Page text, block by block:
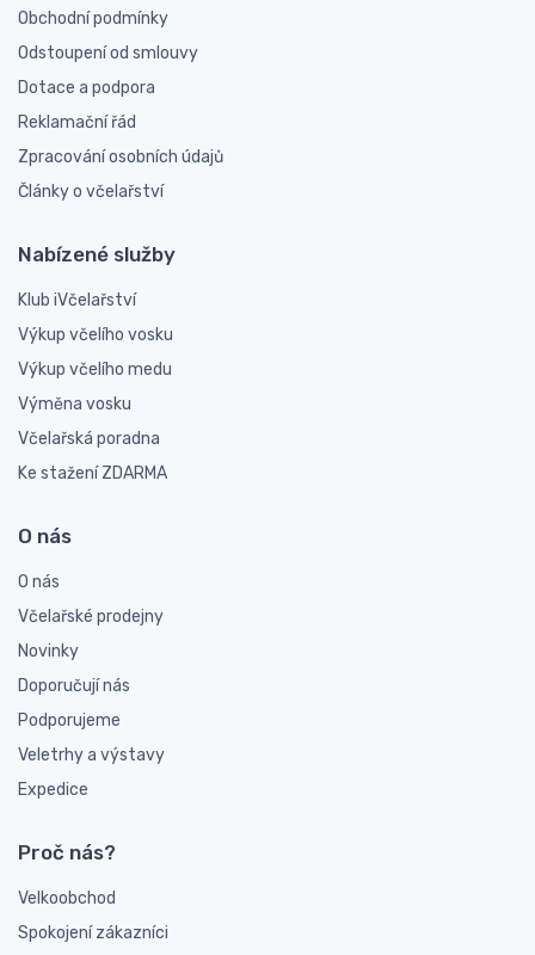
Obchodní podmínky
Odstoupení od smlouvy
Dotace a podpora
Reklamační řád
Zpracování osobních údajů
Články o včelařství
Nabízené služby
Klub iVčelařství
Výkup včelího vosku
Výkup včelího medu
Výměna vosku
Včelařská poradna
Ke stažení ZDARMA
O nás
O nás
Včelařské prodejny
Novinky
Doporučují nás
Podporujeme
Veletrhy a výstavy
Expedice
Proč nás?
Velkoobchod
Spokojení zákazníci